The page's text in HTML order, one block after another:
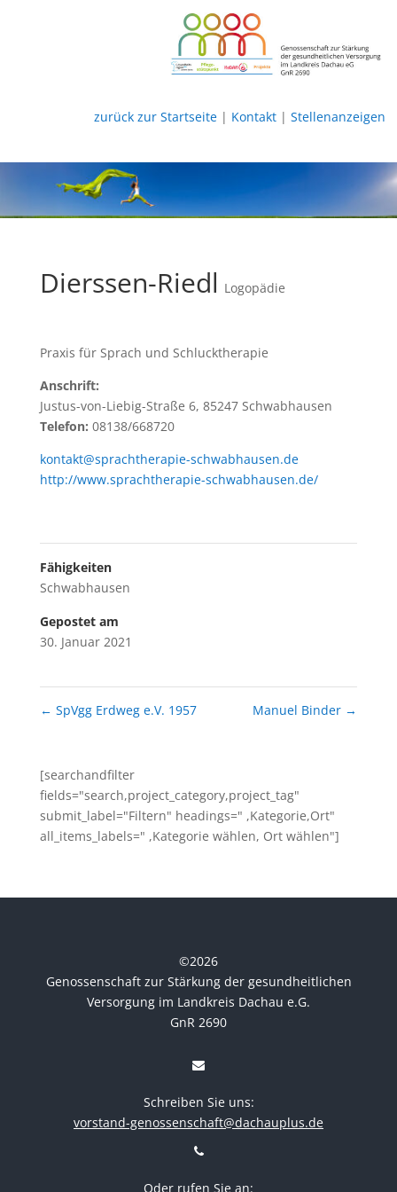
zurück zur Startseite| Kontakt| Stellenanzeigen
Dierssen-Riedl Logopädie
Praxis für Sprach und Schlucktherapie
Anschrift:
Justus-von-Liebig-Straße 6, 85247 Schwabhausen
Telefon: 08138/668720
kontakt@sprachtherapie-schwabhausen.de
http://www.sprachtherapie-schwabhausen.de/
Fähigkeiten
Schwabhausen
Gepostet am
30. Januar 2021
← SpVgg Erdweg e.V. 1957 Manuel Binder →
[searchandfilter
fields="search,project_category,project_tag"
submit_label="Filtern" headings=" ,Kategorie,Ort"
all_items_labels=" ,Kategorie wählen, Ort wählen"]
©2026
Genossenschaft zur Stärkung der gesundheitlichen
Versorgung im Landkreis Dachau e.G.
GnR 2690
Schreiben Sie uns:
vorstand-genossenschaft@dachauplus.de
Oder rufen Sie an: